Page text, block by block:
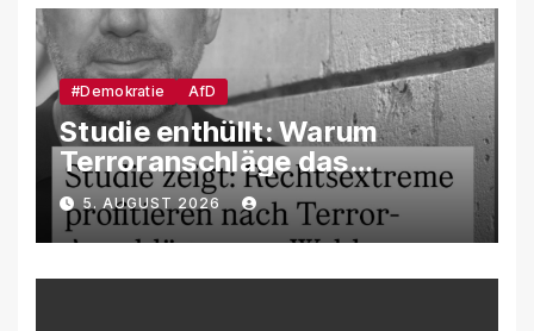
#Demokratie AfD
Studie enthüllt: Warum
Terroranschläge das
Wahlverhalten verändern –
und weshalb die AfD davon
besonders profitiert
5. AUGUST 2026